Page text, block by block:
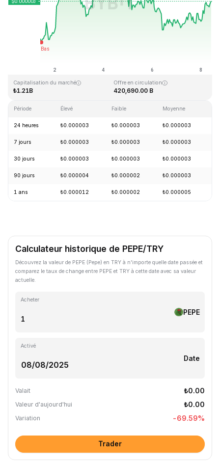
Dernière mise à jour : 2026-08-08, 09:52 GMT+0
Capitalisation du marché
₺1.21B
Offre en circulation
420,690.00 B
Période Élevé Faible Moyenne
24 heures ₺0.000003 ₺0.000003 ₺0.000003
7 jours ₺0.000003 ₺0.000003 ₺0.000003
30 jours ₺0.000003 ₺0.000003 ₺0.000003
90 jours ₺0.000004 ₺0.000002 ₺0.000003
1 ans ₺0.000012 ₺0.000002 ₺0.000005
Calculateur historique de PEPE/TRY
Découvrez la valeur de PEPE (Pepe) en TRY à n'importe quelle date passée et
comparez le taux de change entre PEPE et TRY à cette date avec sa valeur
actuelle.
Acheter
PEPE
Activé
Date
Valait ₺0.00
Valeur d'aujourd'hui ₺0.00
Variation -69.59%
Trader